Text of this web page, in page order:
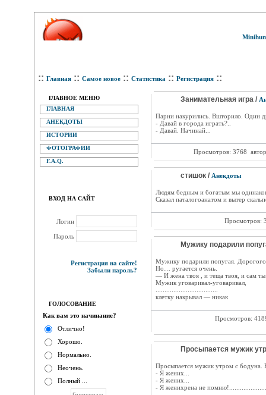
:: Главная :: Самое новое :: Статистика :: Регистрация ::
ГЛАВНОЕ МЕНЮ
ГЛАВНАЯ
АНЕКДОТЫ
ИСТОРИИ
ФОТОГРАФИИ
F.A.Q.
ВХОД НА САЙТ
Логин
Пароль
Регистрация на сайте!
Забыли пароль?
ГОЛОСОВАНИЕ
Как вам это начинание?
Отлично!
Хорошо.
Нормально.
Неочень.
Полный ...
Занимательная игра /
Парни накурились. Вшторило. Один
- Давай в города играть?..
- Давай. Начинай...
Просмотров: 3768
стишок / Анекдоты
Людям бедным и богатым мы
Сказал паталогоанатом и вытер
Просмотров:
Мужику подарили
Мужику подарили попугая.
Но… ругается очень.
— И жена твоя , и теща твоя, и сам
Мужик уговаривал-уговаривал,
клетку накрывал — никак
Просмотров:
Просыпается мужик
Просыпается мужик утром с бодуна.
- Я жених...
- Я жених...
- Я женихрена не